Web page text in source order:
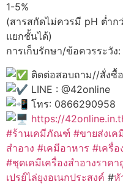
1-5%
(สารสกัดไม่ควรมี pH ต่ำก
แยกชั้นได้)
การเก็บรักษา/ข้อควรระวัง:
ติดต่อสอบถาม//สั่งซื้อ
LINE : @42online
โทร: 0866290958
https://
#ร้านเคมีภัณฑ์ #ขายส่งเค
สำอาง #เคมีอาหาร #เครื่
#ชุดเคมีเครื่องสำอางราค
เปรย์ไล่ยุงอเนกประสงค์ #หั